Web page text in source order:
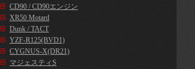
CD90 / CD90エンジン
XR50 Motard
Dunk / TACT
YZF-R125(BVD1)
CYGNUS-X(DR21)
マジェスティS